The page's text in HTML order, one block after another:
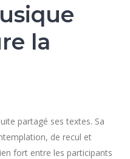
la
partagé ses textes. Sa
de recul et
fort entre les participants